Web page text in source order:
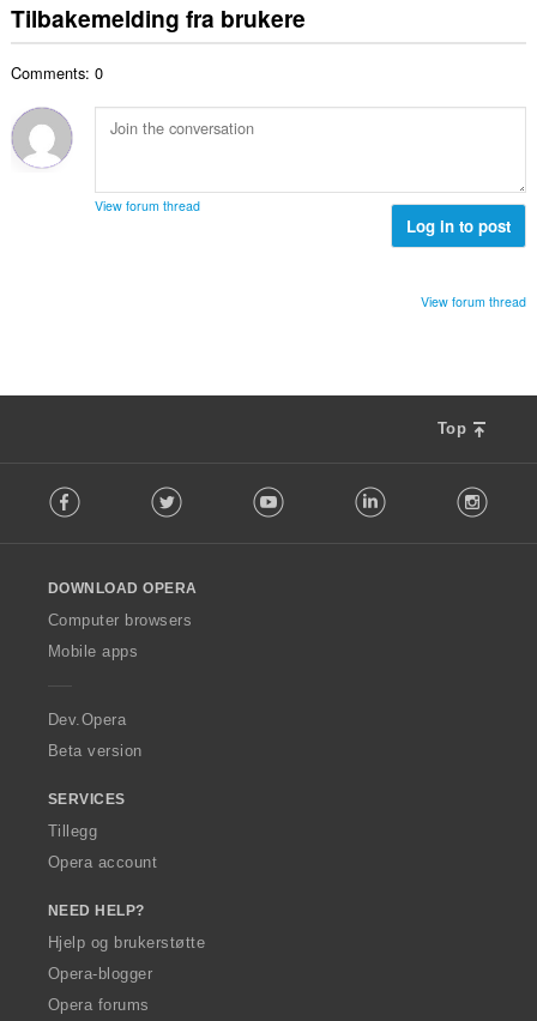
Tilbakemelding fra brukere
Comments: 0
View forum thread
Log in to post
View forum thread
Top
o
w
O
p
a
Facebook Twitter Youtube LinkedIn
DOWNLOAD OPERA
Computer browsers
Mobile apps
Dev.Opera
Beta version
SERVICES
Tillegg
Opera account
NEED HELP?
Hjelp og brukerstøtte
Opera-blogger
Opera forums